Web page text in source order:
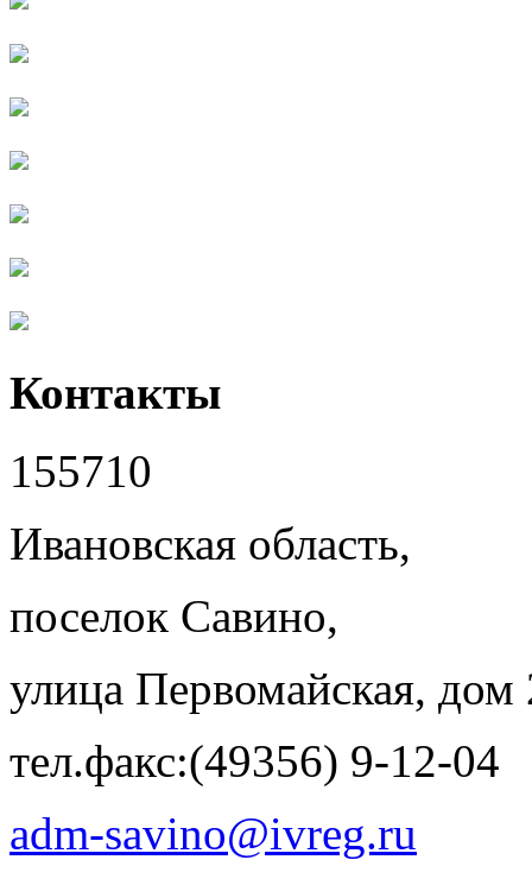
Контакты
155710
Ивановская область,
поселок Савино,
улица Первомайская, дом
тел.факс:(49356) 9-12-04
adm-savino@ivreg.ru